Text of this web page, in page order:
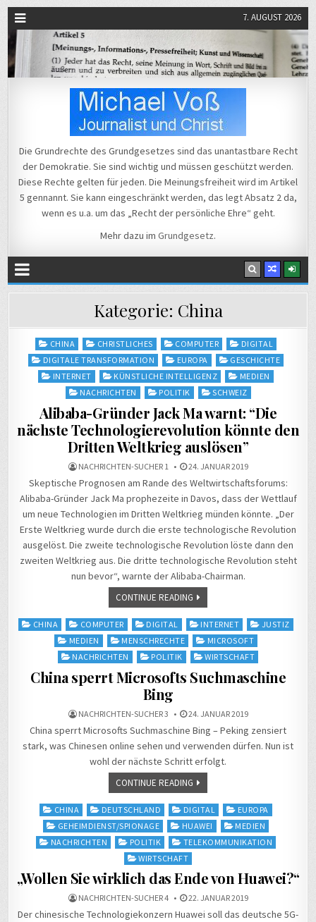
7. AUGUST 2026
Michael Voß
Die Grundrechte des Grundgesetzes sind das unantastbare Recht
der Demokratie. Sie sind wichtig und müssen geschützt werden.
Diese Rechte gelten für jeden. Die Meinungsfreiheit wird im Artikel
5 gennannt. Sie kann eingeschränkt werden, das legt Absatz 2 da,
wenn es u.a. um das „Recht der persönliche Ehre“ geht.
Mehr dazu im Grundgesetz.
Kategorie: China
Posted
in
CHINA CHRISTLICHES COMPUTER
DIGITAL
DIGITALE TRANSFORMATION
EUROPA
GESCHICHTE
INTERNET
KÜNSTLICHE INTELLIGENZ
MEDIEN
NACHRICHTEN
POLITIK SCHWEIZ
Alibaba-Gründer Jack Ma warnt: “Die
nächste Technologierevolution könnte den
Dritten Weltkrieg auslösen”
NACHRICHTEN-SUCHER 1 24. JANUAR 2019
Skeptische Prognosen am Rande des Weltwirtschaftsforums:
Alibaba-Gründer Jack Ma prophezeite in Davos, dass der Wettlauf
um neue Technologien im Dritten Weltkrieg münden könnte. „Der
Erste Weltkrieg wurde durch die erste technologische Revolution
ausgelöst. Die zweite technologische Revolution löste dann den
zweiten Weltkrieg aus. Die dritte technologische Revolution steht
nun bevor“, warnte der Alibaba-Chairman.
CONTINUE READING
Posted
CHINA COMPUTER DIGITAL INTERNET
JUSTIZ
MEDIEN
MENSCHRECHTE
MICROSOFT
NACHRICHTEN
POLITIK WIRTSCHAFT
China sperrt Microsofts Suchmaschine
Bing
NACHRICHTEN-SUCHER 3 24. JANUAR 2019
China sperrt Microsofts Suchmaschine Bing – Peking zensiert
stark, was Chinesen online sehen und verwenden dürfen. Nun ist
wohl der nächste Schritt erfolgt.
CONTINUE READING
Posted
CHINA DEUTSCHLAND DIGITAL
EUROPA
GEHEIMDIENST/SPIONAGE
HUAWEI
MEDIEN
NACHRICHTEN
POLITIK
TELEKOMMUNIKATION
WIRTSCHAFT
„Wollen Sie wirklich das Ende von Huawei?“
NACHRICHTEN-SUCHER 4 22. JANUAR 2019
Der chinesische Technologiekonzern Huawei soll das deutsche 5G-